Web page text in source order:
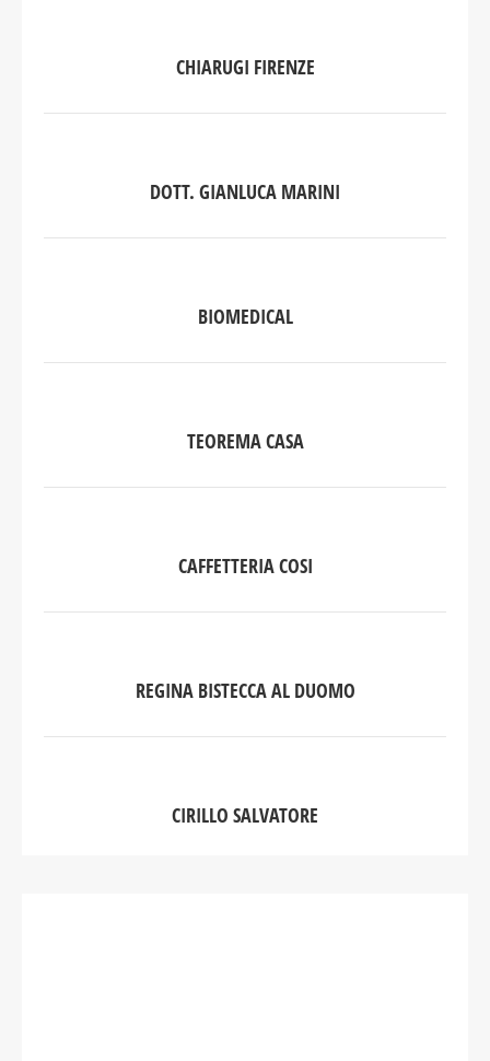
CHIARUGI FIRENZE
DOTT. GIANLUCA MARINI
BIOMEDICAL
TEOREMA CASA
CAFFETTERIA COSI
REGINA BISTECCA AL DUOMO
CIRILLO SALVATORE